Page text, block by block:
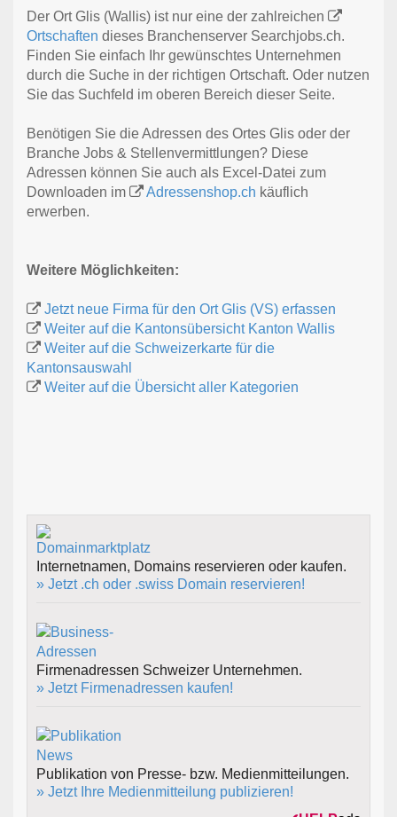
Der Ort Glis (Wallis) ist nur eine der zahlreichen
Ortschaften dieses Branchenserver Searchjobs.ch.
Finden Sie einfach Ihr gewünschtes Unternehmen
durch die Suche in der richtigen Ortschaft. Oder nutzen
Sie das Suchfeld im oberen Bereich dieser Seite.
Benötigen Sie die Adressen des Ortes Glis oder der
Branche Jobs & Stellenvermittlungen? Diese
Adressen können Sie auch als Excel-Datei zum
Downloaden im
Adressenshop.ch käuflich
erwerben.
Weitere Möglichkeiten:
Jetzt neue Firma für den Ort Glis (VS) erfassen
Weiter auf die Kantonsübersicht Kanton Wallis
Weiter auf die Schweizerkarte für die
Kantonsauswahl
Weiter auf die Übersicht aller Kategorien
Internetnamen, Domains reservieren oder kaufen.
» Jetzt .ch oder .swiss Domain reservieren!
Firmenadressen Schweizer Unternehmen.
» Jetzt Firmenadressen kaufen!
Publikation von Presse- bzw. Medienmitteilungen.
» Jetzt Ihre Medienmitteilung publizieren!